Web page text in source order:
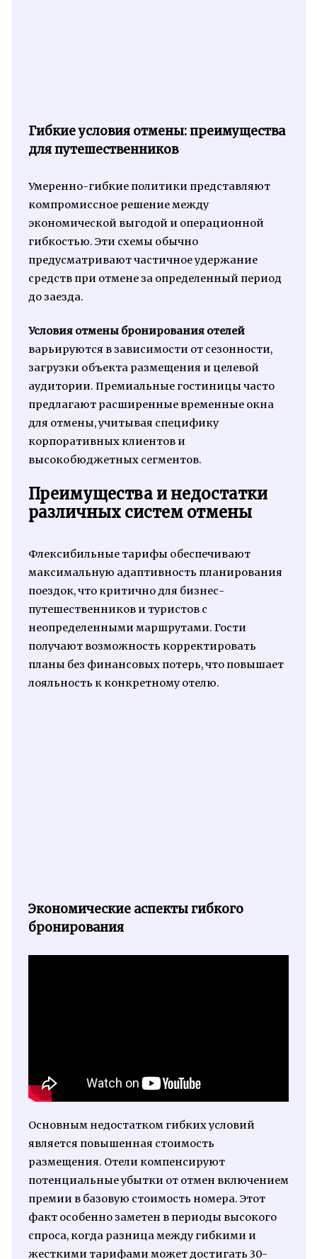
Гибкие условия отмены: преимущества
для путешественников
Умеренно-гибкие политики представляют
компромиссное решение между
экономической выгодой и операционной
гибкостью. Эти схемы обычно
предусматривают частичное удержание
средств при отмене за определенный период
до заезда.
Условия отмены бронирования отелей
варьируются в зависимости от сезонности,
загрузки объекта размещения и целевой
аудитории. Премиальные гостиницы часто
предлагают расширенные временные окна
для отмены, учитывая специфику
корпоративных клиентов и
высокобюджетных сегментов.
Преимущества и недостатки
различных систем отмены
Флексибильные тарифы обеспечивают
максимальную адаптивность планирования
поездок, что критично для бизнес-
путешественников и туристов с
неопределенными маршрутами. Гости
получают возможность корректировать
планы без финансовых потерь, что повышает
лояльность к конкретному отелю.
Экономические аспекты гибкого
бронирования
Основным недостатком гибких условий
является повышенная стоимость
размещения. Отели компенсируют
потенциальные убытки от отмен включением
премии в базовую стоимость номера. Этот
факт особенно заметен в периоды высокого
спроса, когда разница между гибкими и
жесткими тарифами может достигать 30-